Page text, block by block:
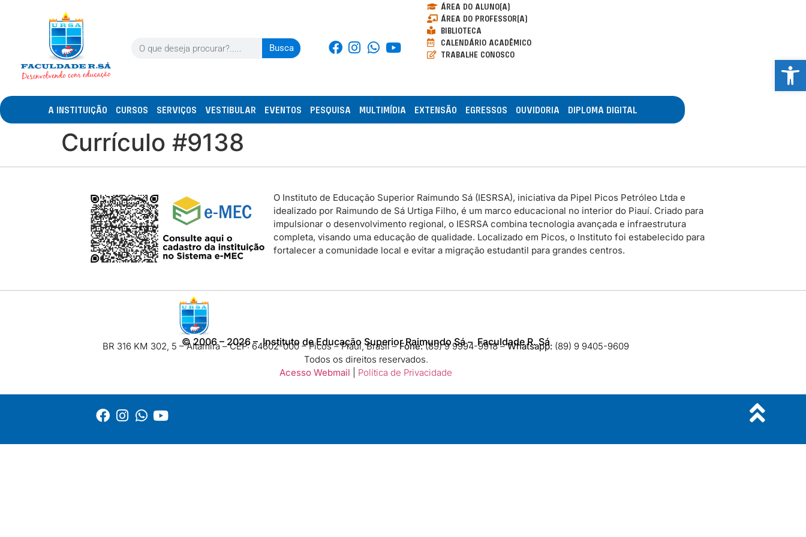
Busca
ÁREA DO ALUNO(A)
ÁREA DO PROFESSOR(A)
BIBLIOTECA
CALENDÁRIO ACADÊMICO
TRABALHE CONOSCO
A INSTITUIÇÃO CURSOS SERVIÇOS VESTIBULAR EVENTOS PESQUISA MULTIMÍDIA EXTENSÃO EGRESSOS OUVIDORIA DIPLOMA DIGITAL
Currículo #9138
O Instituto de Educação Superior Raimundo Sá (IESRSA), iniciativa da Pipel Picos Petróleo Ltda e
idealizado por Raimundo de Sá Urtiga Filho, é um marco educacional no interior do Piauí. Criado para
impulsionar o desenvolvimento regional, o IESRSA combina tecnologia avançada e infraestrutura
completa, visando uma educação de qualidade. Localizado em Picos, o Instituto foi estabelecido para
fortalecer a comunidade local e evitar a migração estudantil para grandes centros.
©2006 – 2026– Instituto de Educação Superior Raimundo Sá – Faculdade R. Sá
BR 316 KM 302, 5 – Altamira – CEP: 64602-000 – Picos – Piauí, Brasil –Fone:(89) 9 9994-9918​ –Whatsapp: (89) 9 9405-9609
Todos os direitos reservados.
Acesso Webmail
Política de Privacidade
Abrir